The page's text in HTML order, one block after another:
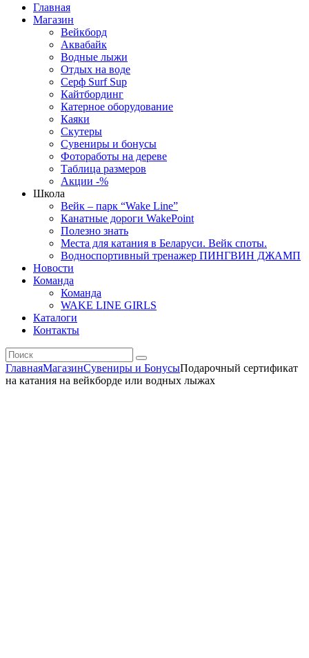
Главная
Магазин
Вейкборд
Аквабайк
Водные лыжи
Отдых на воде
Серф Surf Sup
Кайтбординг
Катерное оборудование
Каяки
Скутеры
Сувениры и бонусы
Фотоработы на дереве
Таблица размеров
Акции -%
Школа
Вейк – парк “Wake Line”
Канатные дороги WakePoint
Полезно знать
Места для катания в Беларуси. Вейк споты.
Водноспортивный тренажер ПИНГВИН ДЖАМП
Новости
Команда
Команда
WAKE LINE GIRLS
Каталоги
Контакты
ГлавнаяМагазинСувениры и БонусыПодарочный сертификат
на катания на вейкборде или водных лыжах